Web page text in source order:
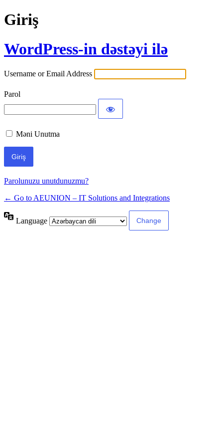
Giriş
WordPress-in dəstəyi ilə
Username or Email Address
Parol
Məni Unutma
Parolunuzu unutdunuzmu?
← Go to AEUNION – IT Solutions and Integrations
Language